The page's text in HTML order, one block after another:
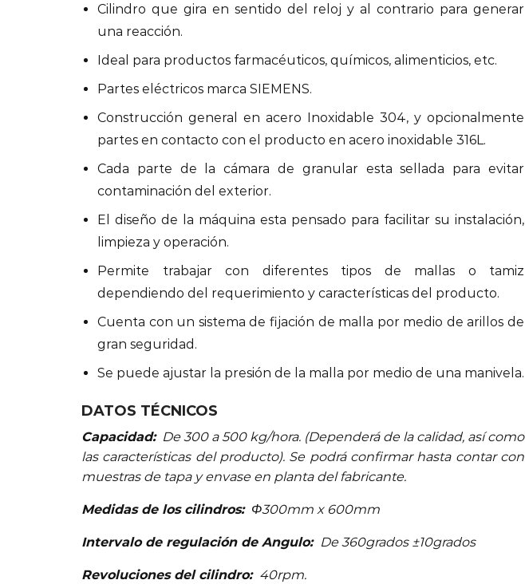
Cilindro que gira en sentido del reloj y al contrario para generar
una reacción.
Ideal para productos farmacéuticos, químicos, alimenticios, etc.
Partes eléctricos marca SIEMENS.
Construcción general en acero Inoxidable 304, y opcionalmente
partes en contacto con el producto en acero inoxidable 316L.
Cada parte de la cámara de granular esta sellada para evitar
contaminación del exterior.
El diseño de la máquina esta pensado para facilitar su instalación,
limpieza y operación.
Permite trabajar con diferentes tipos de mallas o tamiz
dependiendo del requerimiento y características del producto.
Cuenta con un sistema de fijación de malla por medio de arillos de
gran seguridad.
Se puede ajustar la presión de la malla por medio de una manivela.
DATOS TÉCNICOS
Capacidad:De 300 a 500 kg/hora. (Dependerá de la calidad, así como
las características del producto). Se podrá confirmar hasta contar con
muestras de tapa y envase en planta del fabricante.
Medidas de los cilindros: Φ300mm x 600mm
Intervalo de regulación de Angulo: De 360grados ±10grados
Revoluciones del cilindro: 40rpm.